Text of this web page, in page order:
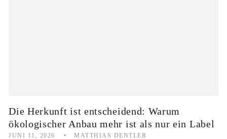
Die Herkunft ist entscheidend: Warum
ökologischer Anbau mehr ist als nur ein Label
JUNI 11, 2026 MATTHIAS DENTLER